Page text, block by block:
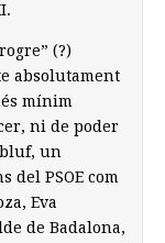
(?)
absolutament
mínim
ni de poder
un
PSOE com
Eva
de Badalona,